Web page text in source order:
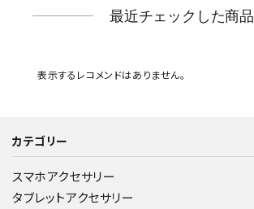
最近チェックした商品
表示するレコメンドはありません。
カテゴリー
スマホアクセサリー
タブレットアクセサリー